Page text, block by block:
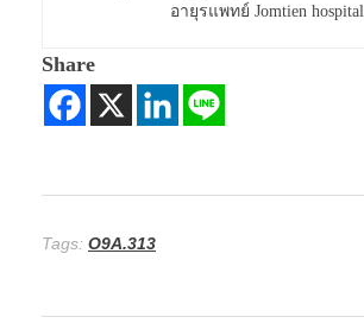
อายุรแพทย์ Jomtien hospital
Share
Tags: O9A.313